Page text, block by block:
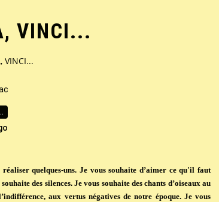
VINCI...
VINCI...
quelques-uns. Je vous souhaite d’aimer ce qu'il faut
des silences. Je vous souhaite des chants d’oiseaux au
aux vertus négatives de notre époque. Je vous